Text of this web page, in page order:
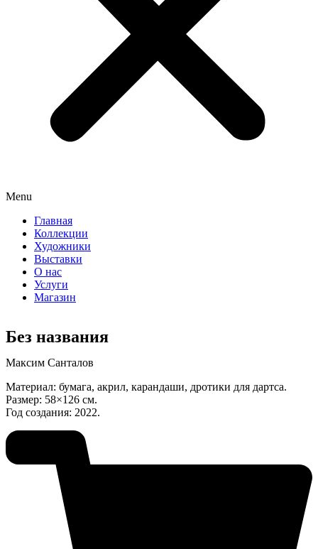
Menu
Главная
Коллекции
Художники
Выставки
О нас
Услуги
Магазин
Без названия
Максим Санталов
Материал: бумага, акрил, карандаши, дротики для дартса.
Размер: 58×126 см.
Год создания: 2022.